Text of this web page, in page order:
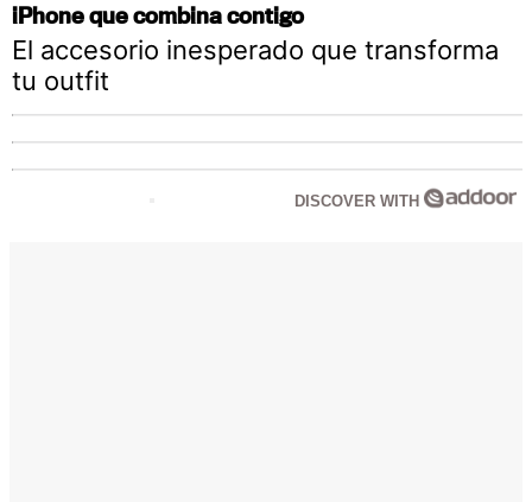
iPhone que combina contigo
El accesorio inesperado que transforma
tu outfit
DISCOVER WITH